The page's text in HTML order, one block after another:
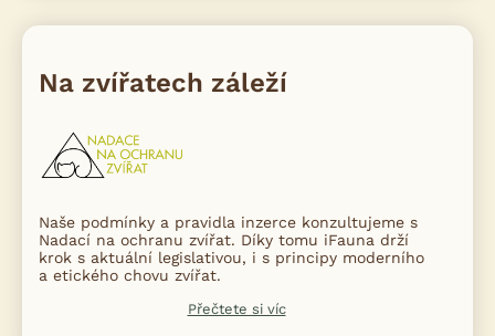
Na zvířatech záleží
Naše podmínky a pravidla inzerce konzultujeme s
Nadací na ochranu zvířat. Díky tomu iFauna drží
krok s aktuální legislativou, i s principy moderního
a etického chovu zvířat.
Přečtete si víc